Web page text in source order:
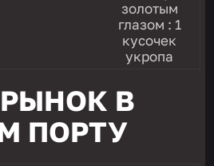
золотым
глазом : 1
кусочек
укропа
В
ПОРТУ